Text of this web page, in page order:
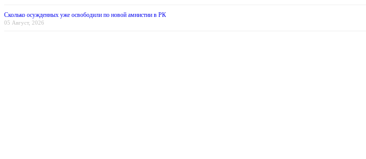
Сколько осужденных уже освободили по новой амнистии в РК
05 Август, 2026